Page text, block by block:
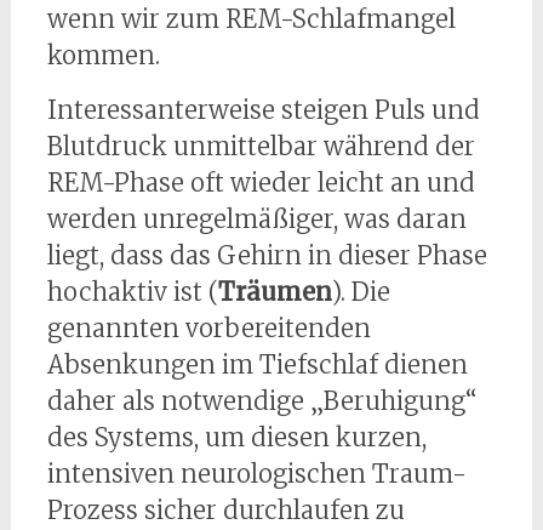
wenn wir zum REM-Schlafmangel
kommen.
Interessanterweise steigen Puls und
Blutdruck unmittelbar während der
REM-Phase oft wieder leicht an und
werden unregelmäßiger, was daran
liegt, dass das Gehirn in dieser Phase
hochaktiv ist (Träumen). Die
genannten vorbereitenden
Absenkungen im Tiefschlaf dienen
daher als notwendige „Beruhigung“
des Systems, um diesen kurzen,
intensiven neurologischen Traum-
Prozess sicher durchlaufen zu